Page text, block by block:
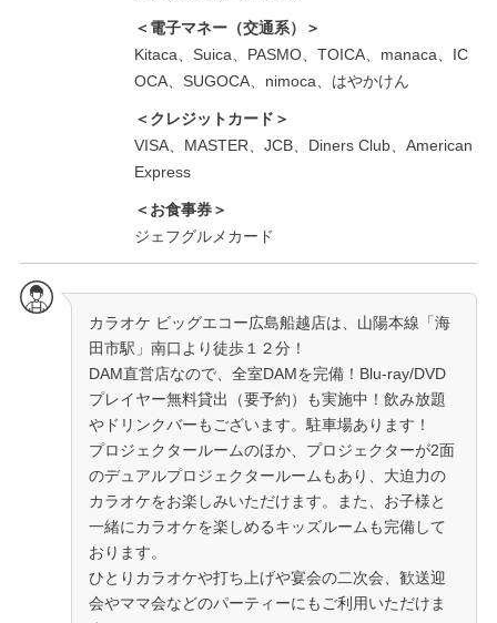
カラオケ ビッグエコー広島船越店は、山陽本線「海
田市駅」南口より徒歩１２分！
DAM直営店なので、全室DAMを完備！Blu-ray/DVD
プレイヤー無料貸出（要予約）も実施中！飲み放題
やドリンクバーもございます。駐車場あります！
プロジェクタールームのほか、プロジェクターが2面
のデュアルプロジェクタールームもあり、大迫力の
カラオケをお楽しみいただけます。また、お子様と
一緒にカラオケを楽しめるキッズルームも完備して
おります。
ひとりカラオケや打ち上げや宴会の二次会、歓送迎
会やママ会などのパーティーにもご利用いただけま
＜電子マネー（交通系）＞
Kitaca、Suica、PASMO、TOICA、manaca、IC
OCA、SUGOCA、nimoca、はやかけん
＜クレジットカード＞
VISA、MASTER、JCB、Diners Club、American
Express
＜お食事券＞
ジェフグルメカード